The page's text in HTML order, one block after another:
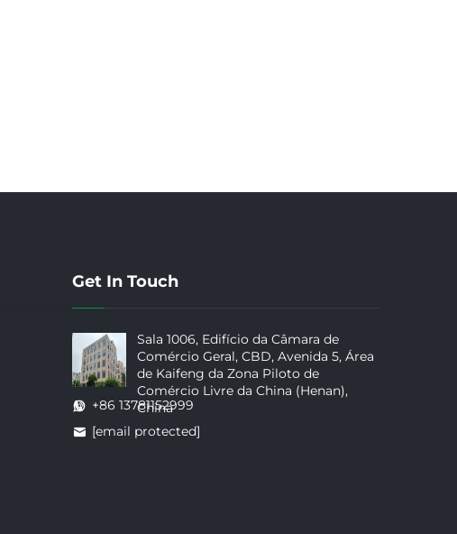
Get In Touch
Sala 1006, Edifício da Câmara de
Comércio Geral, CBD, Avenida 5, Área
de Kaifeng da Zona Piloto de
Comércio Livre da China (Henan),
China
+86 13781152999
[email protected]